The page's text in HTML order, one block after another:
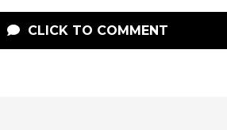
CLICK TO COMMENT